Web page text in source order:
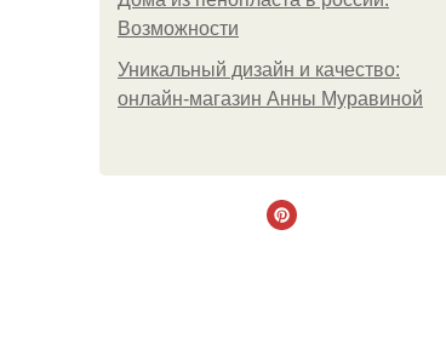
Возможности
Уникальный дизайн и качество:
онлайн-магазин Анны Муравиной